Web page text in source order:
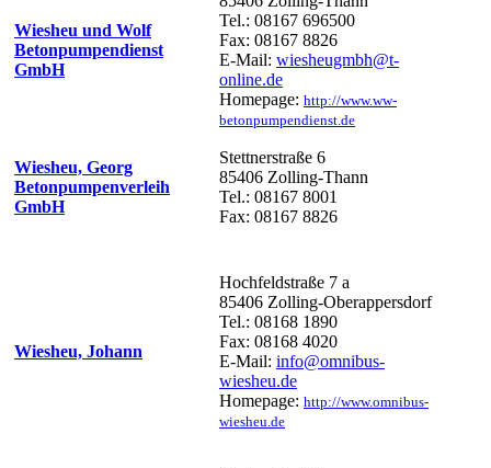
Wiesheu und Wolf
Betonpumpendienst
GmbH
Tel.: 08167 696500
Fax: 08167 8826
E-Mail: wiesheugmbh@t-
online.de
Homepage: http://www.ww-
betonpumpendienst.de
Wiesheu, Georg
Betonpumpenverleih
GmbH
Stettnerstraße 6
85406 Zolling-Thann
Tel.: 08167 8001
Fax: 08167 8826
Wiesheu, Johann
Hochfeldstraße 7 a
85406 Zolling-Oberappersdorf
Tel.: 08168 1890
Fax: 08168 4020
E-Mail: info@omnibus-
wiesheu.de
Homepage: http://www.omnibus-
wiesheu.de